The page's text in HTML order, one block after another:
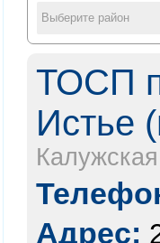
Выберите район
ТОСП
Истье
Адрес: